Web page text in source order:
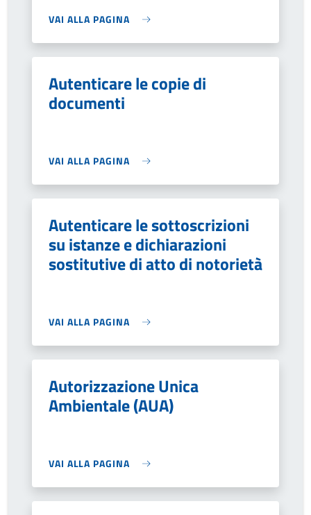
VAI ALLA PAGINA
Autenticare le copie di
documenti
VAI ALLA PAGINA
Autenticare le sottoscrizioni
su istanze e dichiarazioni
sostitutive di atto di notorietà
VAI ALLA PAGINA
Autorizzazione Unica
Ambientale (AUA)
VAI ALLA PAGINA